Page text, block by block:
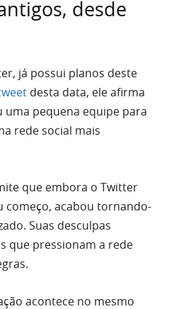
desde
já possui planos deste
desta data, ele afirma
pequena equipe para
rede social mais
que embora o Twitter
começo, acabou tornando-
Suas desculpas
que pressionam a rede
acontece no mesmo